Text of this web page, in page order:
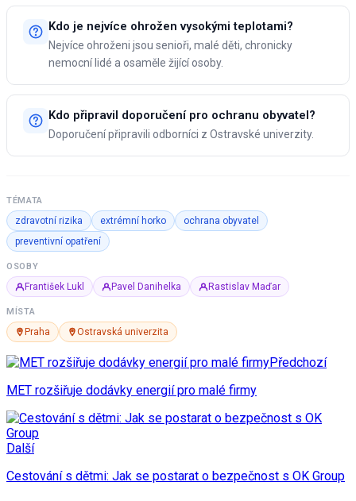
Kdo je nejvíce ohrožen vysokými teplotami?
Nejvíce ohroženi jsou senioři, malé děti, chronicky
nemocní lidé a osaměle žijící osoby.
Kdo připravil doporučení pro ochranu obyvatel?
Doporučení připravili odborníci z Ostravské univerzity.
TÉMATA
zdravotní rizika extrémní horko
ochrana obyvatel
preventivní opatření
OSOBY
František Lukl Pavel Danihelka Rastislav Maďar
MÍSTA
Praha Ostravská univerzita
Předchozí
MET rozšiřuje dodávky energií pro malé firmy
Další
Cestování s dětmi: Jak se postarat o bezpečnost s OK Group